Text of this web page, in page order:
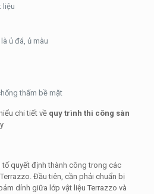
liệu
ủ đá, ủ màu
thấm bề mặt
chi tiết về quy trình thi công sàn
tố quyết định thành công trong các
Đầu tiên, cần phải chuẩn bị
dính giữa lớp vật liệu Terrazzo và